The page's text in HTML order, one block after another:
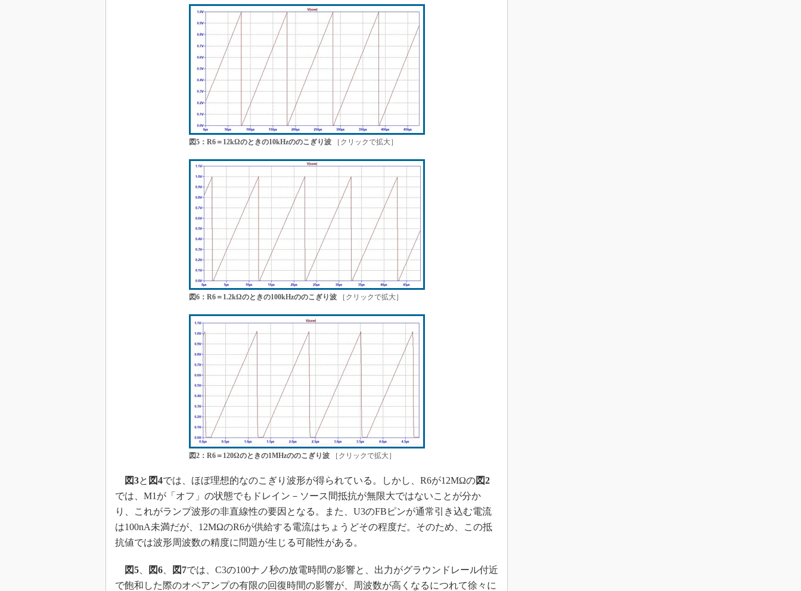
図5：R6＝12kΩのときの10kHzののこぎり波［クリックで拡大］
図6：R6＝1.2kΩのときの100kHzののこぎり波［クリックで拡大］
図2：R6＝120Ωのときの1MHzののこぎり波［クリックで拡大］
図3と 図4では、ほぼ理想的なのこぎり波形が得られている。しかし、R6が12MΩの図2
では、M1が「オフ」の状態でもドレイン－ソース間抵抗が無限大ではないことが分か
り、これがランプ波形の非直線性の要因となる。また、U3のFBピンが通常引き込む電流
は100nA未満だが、12MΩのR6が供給する電流はちょうどその程度だ。そのため、この抵
抗値では波形周波数の精度に問題が生じる可能性がある。
図5 図6 図7では、C3の100ナノ秒の放電時間の影響と、出力がグラウンドレール付近
で飽和した際のオペアンプの有限の回復時間の影響が、周波数が高くなるにつれて徐々に